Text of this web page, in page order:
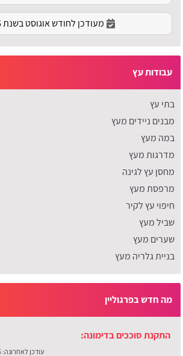
מעודכן לחודש אוגוסט בשנת 2026
עבודות עץ
בתי עץ
מבנים ניידים מעץ
במה מעץ
מדרגות מעץ
מחסן עץ לגינה
מרפסת מעץ
חיפוי עץ לקיר
שביל מעץ
שערים מעץ
בניית גלריה מעץ
מה חדש בפרגוליין
התקנת סוככים בדימונה: